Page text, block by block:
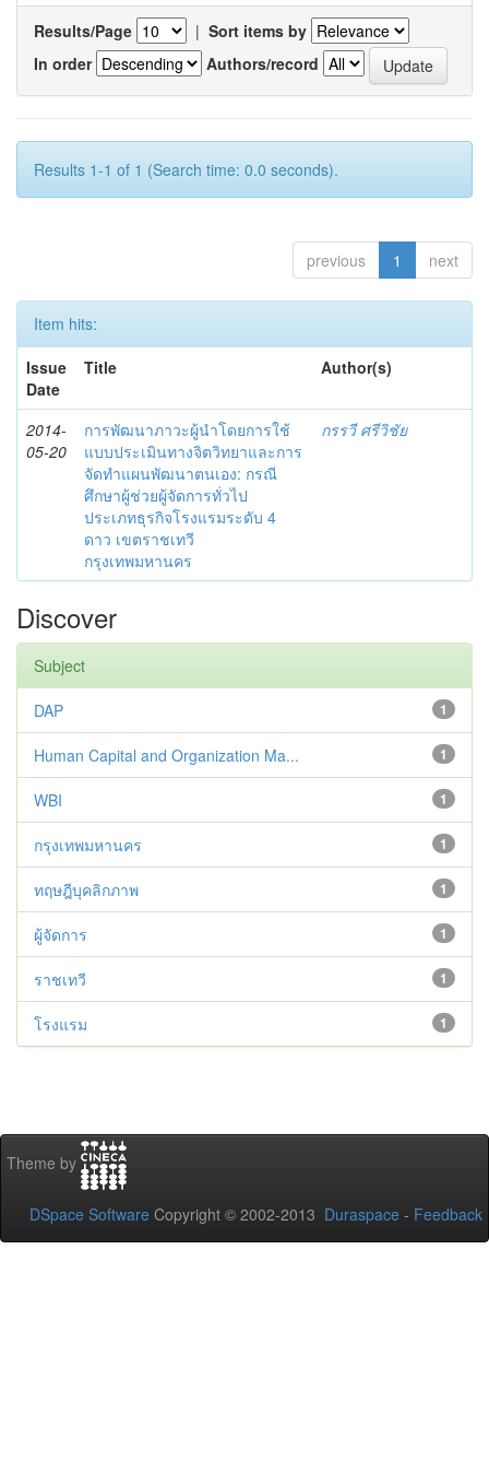
Results/Page | Sort items by
In order
Authors/record
Results 1-1 of 1 (Search time: 0.0 seconds).
previous 1 next
Item hits:
Issue
Date
Title Author(s)
2014-
05-20
การพัฒนาภาวะผู้นำโดยการใช้
แบบประเมินทางจิตวิทยาและการ
จัดทำแผนพัฒนาตนเอง: กรณี
ศึกษาผู้ช่วยผู้จัดการทั่วไป
ประเภทธุรกิจโรงแรมระดับ 4
ดาว เขตราชเทวี
กรุงเทพมหานคร
กรรวี ศรีวิชัย
Discover
Subject
1
DAP
1
Human Capital and Organization Ma...
1
WBI
1
กรุงเทพมหานคร
1
ทฤษฎีบุคลิกภาพ
1
ผู้จัดการ
1
ราชเทวี
1
โรงแรม
Theme by
DSpace Software Copyright © 2002-2013 Duraspace - Feedback